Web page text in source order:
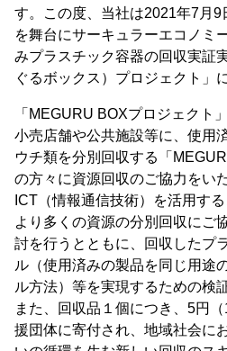
す。この度、当社は2021年7月
を舞台にサーキュラーエコノミ
みプラスチック容器の回収実証
ぐるボックス）プロジェクト」
「MEGURU BOXプロジェクト
小売店舗や公共施設等に、使用
ウチ類を分別回収する「
の方々に資源回収のご協力をい
ICT（情報通信技術）を活用す
より多くの資源の分別回収にご
討を行うとともに、回収したプ
ル（使用済みの製品を同じ用途
ル方法）等を実現するための検
また、回収品１個につき、5円
援団体に寄付され、地域社会に